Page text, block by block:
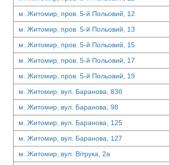
м. Житомир, пров. 5-й Польовий, 12
м. Житомир, пров. 5-й Польовий, 13
м. Житомир, пров. 5-й Польовий, 15
м. Житомир, пров. 5-й Польовий, 17
м. Житомир, пров. 5-й Польовий, 19
м. Житомир, вул. Баранова, 83б
м. Житомир, вул. Баранова, 98
м. Житомир, вул. Баранова, 125
м. Житомир, вул. Баранова, 127
м. Житомир, вул. Вітрука, 2а